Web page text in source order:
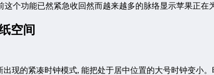
个功能已然紧急收回然而越来越多的脉络显示苹果正在
空间
出现的紧凑时钟模式, 能把处于居中位置的大号时钟变